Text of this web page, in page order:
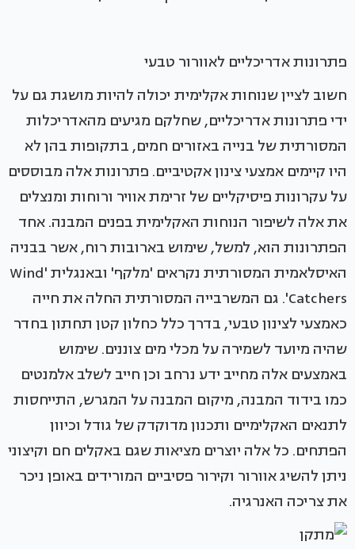
פתרונות אדריכליים לאוורור טבעי
חשוב לציין שנוחות אקלימית יכולה להיות מושגת גם על
ידי פתרונות אדריכליים, שחלקם מגיעים מהאדריכלות
המסורתית של בנייה באזורים חמים, בתקופות בהן לא
היו קיימים אמצעי צינון אקטיביים. פתרונות אלה מבוססים
על עקרונות פיסיקליים של זרימת אוויר ורוחות ומנצלים
את אלה לשיפור הנוחות האקלימית בפנים המבנה. אחד
הפתרונות הוא, למשל, שימוש בארובות רוח, אשר בבניה
האיסלאמית המסורתית נקראים 'מלקף' ובאנגלית 'Wind
Catchers'. גם המשרבייה המסורתית החלה את חייה
כאמצעי לצינון טבעי, בדרך כלל כחלון קטן תחתון בחדר
שהיה מיועד לשמירה על מכלי מים צוננים. שימוש
באמצעים אלה מחייב ידע נרחב וכן חייב לשלב אלמנטים
כמו בידוד המבנה, מיקום המבנה על המגרש, התייחסות
לתנאים האקלימיים ותכנון מדוקדק של גודל וכיוון
הפתחים. כל אלה יוצרים מציאות שגם באקלים חם וקיצוני
ניתן להשיג אוורור וקירור פסיביים המורידים באופן ניכר
את צריכה האנרגיה.